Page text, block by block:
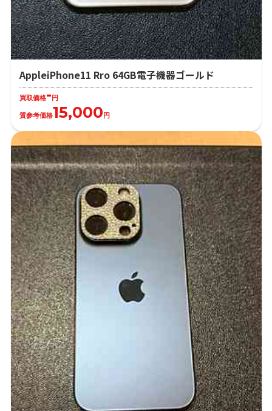
AppleiPhone11 Rro 64GB電子機器ゴールド
買取価格- 円
質参考価格15,000 円